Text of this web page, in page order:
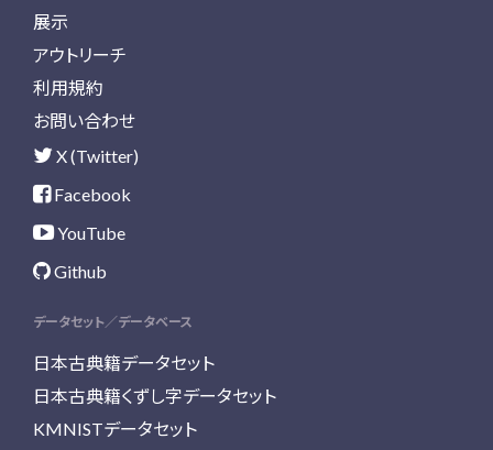
展示
アウトリーチ
利用規約
お問い合わせ
X (Twitter)
Facebook
YouTube
Github
データセット／データベース
日本古典籍データセット
日本古典籍くずし字データセット
KMNISTデータセット